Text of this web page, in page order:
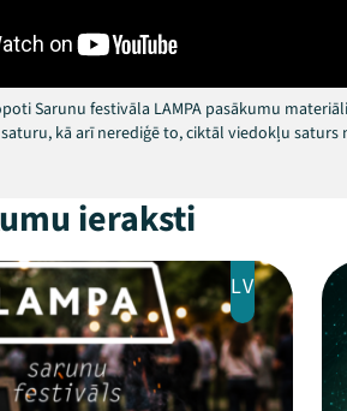
Sarunu festivāla LAMPA pasākumu
kā arī nerediģē to, ciktāl viedokļu
ieraksti
LV